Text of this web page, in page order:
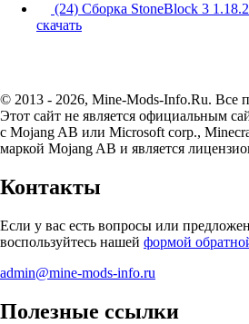
(24) Сборка StoneBlock 3
скачать
© 2013 - 2026, Mine-Mods-Info.Ru. Все
Этот сайт не является официальным
с Mojang AB или Microsoft corp.,
маркой Mojang AB и является
Контакты
Если у вас есть вопросы или
воспользуйтесь нашей формой
admin@mine-mods-info.ru
Полезные ссылки